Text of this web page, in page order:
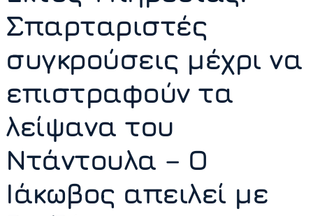
Σπαρταριστές
συγκρούσεις μέχρι να
επιστραφούν τα
λείψανα του
Ντάντουλα – Ο
Ιάκωβος απειλεί με